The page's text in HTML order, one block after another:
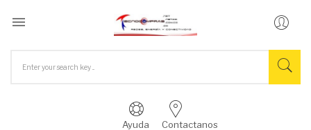

Ayuda Contactanos